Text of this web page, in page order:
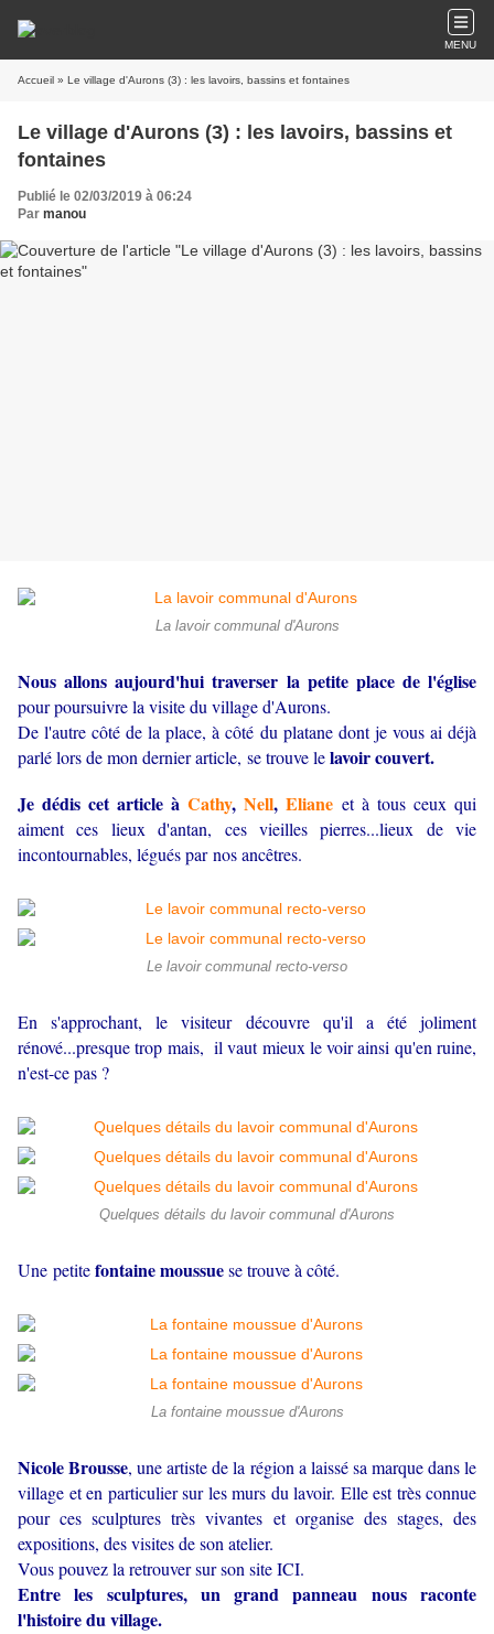
MENU
Accueil » Le village d'Aurons (3) : les lavoirs, bassins et fontaines
Le village d'Aurons (3) : les lavoirs, bassins et
fontaines
Publié le 02/03/2019 à 06:24
Par manou
La lavoir communal d'Aurons
Nous allons aujourd'hui traverser la petite place de l'église
pour poursuivre la visite du village d'Aurons.
De l'autre côté de la place, à côté du platane dont je vous ai déjà
parlé lors de mon dernier article, se trouve lelavoir couvert.
Je dédis cet article à Cathy, Nell, Eliane et à tous ceux qui
aiment ces lieux d'antan, ces vieilles pierres...lieux de vie
incontournables, légués par nos ancêtres.
Le lavoir communal recto-verso
En s'approchant, le visiteur découvre qu'il a été joliment
rénové...presque trop mais, il vaut mieux le voir ainsi qu'en ruine,
n'est-ce pas ?
Quelques détails du lavoir communal d'Aurons
Une petitefontaine moussuese trouve à côté.
La fontaine moussue d'Aurons
Nicole Brousse, une artiste de la région a laissé sa marque dans le
village et en particulier sur les murs du lavoir. Elle est très connue
pour ces sculptures très vivantes et organise des stages, des
expositions, des visites de son atelier.
Vous pouvez la retrouver surson site ICI.
Entre les sculptures, un grand panneau nous raconte
l'histoire du village.